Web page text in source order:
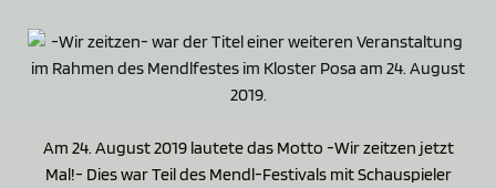
Am 24. August 2019 lautete das Motto -Wir zeitzen jetzt
Mal!- Dies war Teil des Mendl-Festivals mit Schauspieler